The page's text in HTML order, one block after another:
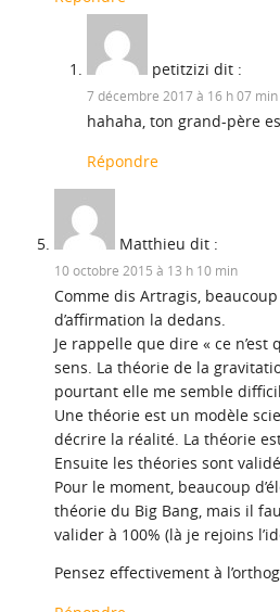
petitzizi dit :
7 décembre 2017 à 16 h 07 min
hahaha, ton grand-père
Répondre
Matthieu dit :
10 octobre 2015 à 13 h 10 min
Comme dis Artragis,
d’affirmation la dedans.
Je rappelle que dire « ce n’est
sens. La théorie de la
pourtant elle me semble
Une théorie est un modèle
décrire la réalité. La théorie
Ensuite les théories sont
Pour le moment, beaucoup
théorie du Big Bang, mais il
valider à 100% (là je rejoins
Pensez effectivement à